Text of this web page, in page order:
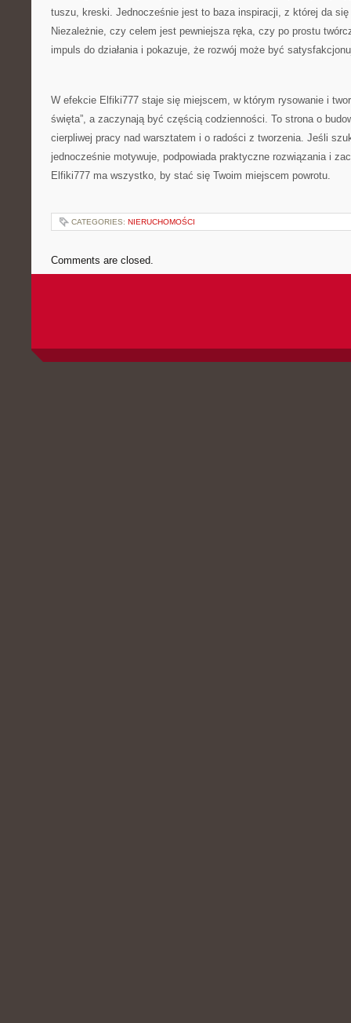
tuszu, kreski. Jednocześnie jest to baza inspiracji, z której da
Niezależnie, czy celem jest pewniejsza ręka, czy po prostu
impuls do działania i pokazuje, że rozwój może być
W efekcie Elfiki777 staje się miejscem, w którym rysowanie i
święta”, a zaczynają być częścią codzienności. To strona o
cierpliwej pracy nad warsztatem i o radości z tworzenia. Jeśli
jednocześnie motywuje, podpowiada praktyczne rozwiązania i
Elfiki777 ma wszystko, by stać się Twoim miejscem powrotu.
CATEGORIES: NIERUCHOMOŚCI
Comments are closed.